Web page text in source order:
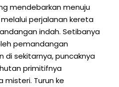
mendebarkan menuju
melalui perjalanan kereta
indah. Setibanya
pemandangan
di sekitarnya, puncaknya
primitifnya
misteri. Turun ke